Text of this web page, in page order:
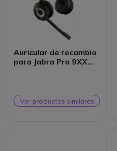
Auricular de recambio
para Jabra Pro 9XX
Ver productos similares